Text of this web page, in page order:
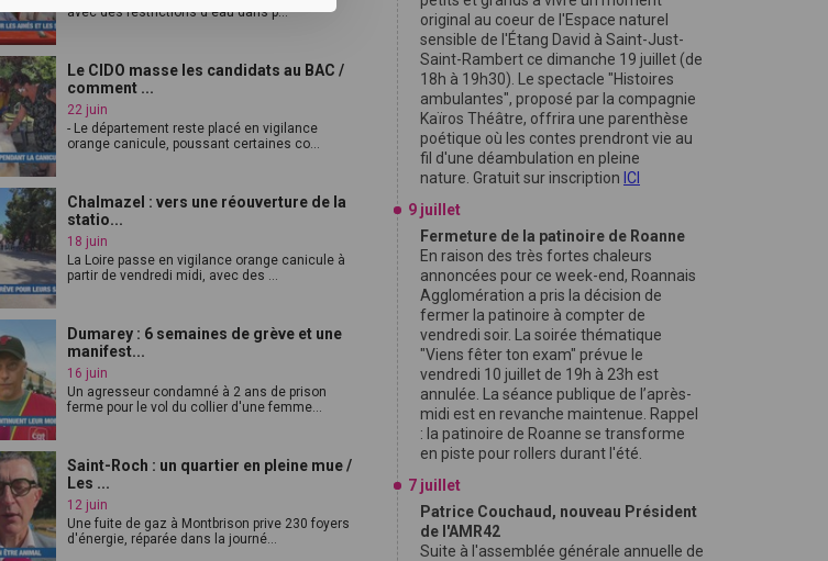
avec des restrictions d'eau dans p...
Le CIDO masse les candidats au BAC /
comment ...
22 juin
- Le département reste placé en vigilance
orange canicule, poussant certaines co...
Chalmazel : vers une réouverture de la
statio...
18 juin
La Loire passe en vigilance orange canicule à
partir de vendredi midi, avec des ...
Dumarey : 6 semaines de grève et une
manifest...
16 juin
Un agresseur condamné à 2 ans de prison
ferme pour le vol du collier d'une femme...
Saint-Roch : un quartier en pleine mue /
Les ...
12 juin
Une fuite de gaz à Montbrison prive 230 foyers
d'énergie, réparée dans la journé...
original au coeur de l'Espace naturel
sensible de l'Étang David à Saint-Just-
Saint-Rambert ce dimanche 19 juillet (de
18h à 19h30). Le spectacle "Histoires
ambulantes", proposé par la compagnie
Kaïros Théâtre, offrira une parenthèse
poétique où les contes prendront vie au
fil d'une déambulation en pleine
nature. Gratuit sur inscription ICI
9 juillet
Fermeture de la patinoire de Roanne
En raison des très fortes chaleurs
annoncées pour ce week-end, Roannais
Agglomération a pris la décision de
fermer la patinoire à compter de
vendredi soir. La soirée thématique
"Viens fêter ton exam" prévue le
vendredi 10 juillet de 19h à 23h est
annulée. La séance publique de l’après-
midi est en revanche maintenue. Rappel
: la patinoire de Roanne se transforme
en piste pour rollers durant l'été.
7 juillet
Patrice Couchaud, nouveau Président
de l'AMR42
Suite à l'assemblée générale annuelle de